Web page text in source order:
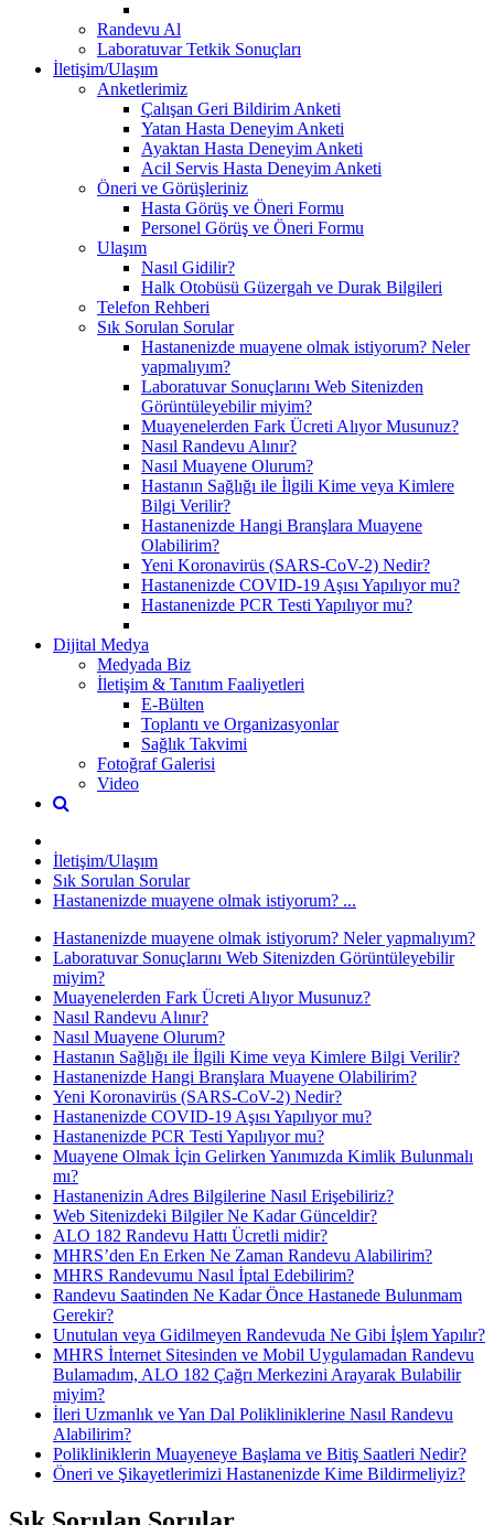
Randevu Al
Laboratuvar Tetkik Sonuçları
İletişim/Ulaşım
Anketlerimiz
Çalışan Geri Bildirim Anketi
Yatan Hasta Deneyim Anketi
Ayaktan Hasta Deneyim Anketi
Acil Servis Hasta Deneyim Anketi
Öneri ve Görüşleriniz
Hasta Görüş ve Öneri Formu
Personel Görüş ve Öneri Formu
Ulaşım
Nasıl Gidilir?
Halk Otobüsü Güzergah ve Durak Bilgileri
Telefon Rehberi
Sık Sorulan Sorular
Hastanenizde muayene olmak istiyorum? Neler
yapmalıyım?
Laboratuvar Sonuçlarını Web Sitenizden
Görüntüleyebilir miyim?
Muayenelerden Fark Ücreti Alıyor Musunuz?
Nasıl Randevu Alınır?
Nasıl Muayene Olurum?
Hastanın Sağlığı ile İlgili Kime veya Kimlere
Bilgi Verilir?
Hastanenizde Hangi Branşlara Muayene
Olabilirim?
Yeni Koronavirüs (SARS-CoV-2) Nedir?
Hastanenizde COVID-19 Aşısı Yapılıyor mu?
Hastanenizde PCR Testi Yapılıyor mu?
Dijital Medya
Medyada Biz
İletişim & Tanıtım Faaliyetleri
E-Bülten
Toplantı ve Organizasyonlar
Sağlık Takvimi
Fotoğraf Galerisi
Video
İletişim/Ulaşım
Sık Sorulan Sorular
Hastanenizde muayene olmak istiyorum? ...
Hastanenizde muayene olmak istiyorum? Neler yapmalıyım?
Laboratuvar Sonuçlarını Web Sitenizden Görüntüleyebilir
miyim?
Muayenelerden Fark Ücreti Alıyor Musunuz?
Nasıl Randevu Alınır?
Nasıl Muayene Olurum?
Hastanın Sağlığı ile İlgili Kime veya Kimlere Bilgi Verilir?
Hastanenizde Hangi Branşlara Muayene Olabilirim?
Yeni Koronavirüs (SARS-CoV-2) Nedir?
Hastanenizde COVID-19 Aşısı Yapılıyor mu?
Hastanenizde PCR Testi Yapılıyor mu?
Muayene Olmak İçin Gelirken Yanımızda Kimlik Bulunmalı
mı?
Hastanenizin Adres Bilgilerine Nasıl Erişebiliriz?
Web Sitenizdeki Bilgiler Ne Kadar Günceldir?
ALO 182 Randevu Hattı Ücretli midir?
MHRS’den En Erken Ne Zaman Randevu Alabilirim?
MHRS Randevumu Nasıl İptal Edebilirim?
Randevu Saatinden Ne Kadar Önce Hastanede Bulunmam
Gerekir?
Unutulan veya Gidilmeyen Randevuda Ne Gibi İşlem Yapılır?
MHRS İnternet Sitesinden ve Mobil Uygulamadan Randevu
Bulamadım, ALO 182 Çağrı Merkezini Arayarak Bulabilir
miyim?
İleri Uzmanlık ve Yan Dal Polikliniklerine Nasıl Randevu
Alabilirim?
Polikliniklerin Muayeneye Başlama ve Bitiş Saatleri Nedir?
Öneri ve Şikayetlerimizi Hastanenizde Kime Bildirmeliyiz?